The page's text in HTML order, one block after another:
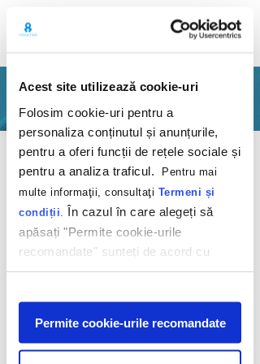
Acest site utilizează cookie-uri
Folosim cookie-uri pentru a
personaliza conținutul și anunțurile,
pentru a oferi funcții de rețele sociale și
pentru a analiza traficul.
Pentru mai
multe informaţii, consultaţi Termeni și
condiții În cazul în care alegeți să
apăsați "Permite cookie-urile
recomandate" sunteți de acord cu
utilizarea modulelor noastre cookie.
Afişare
Permite cookie-urile recomandate
PORTFOLIO
Back
Users of the
internet, meet Audi
A3
Audi